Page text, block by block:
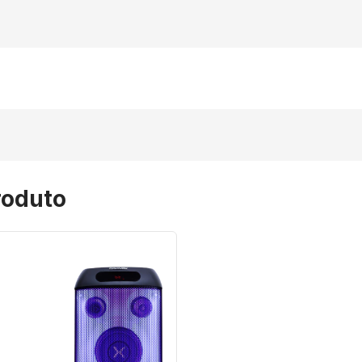
microfones sem fio Polyvox
equipada com
Polyvox para duplicar a potência sonora.
adiciona um show visual à sua experiência musical,